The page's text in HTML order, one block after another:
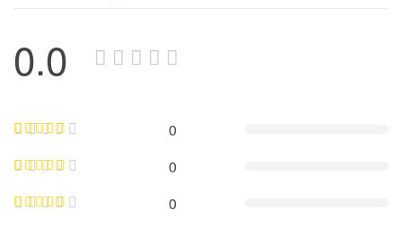
0.0
0
0
0